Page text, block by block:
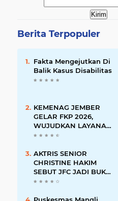
Berita Terpopuler
Fakta Mengejutkan Di
Balik Kasus Disabilitas
KEMENAG JEMBER
GELAR FKP 2026,
WUJUDKAN LAYANAN
BERSINAR DAN
AKTRIS SENIOR
CHRISTINE HAKIM
SEBUT JFC JADI BUKTI
KREATIVITAS ANAK